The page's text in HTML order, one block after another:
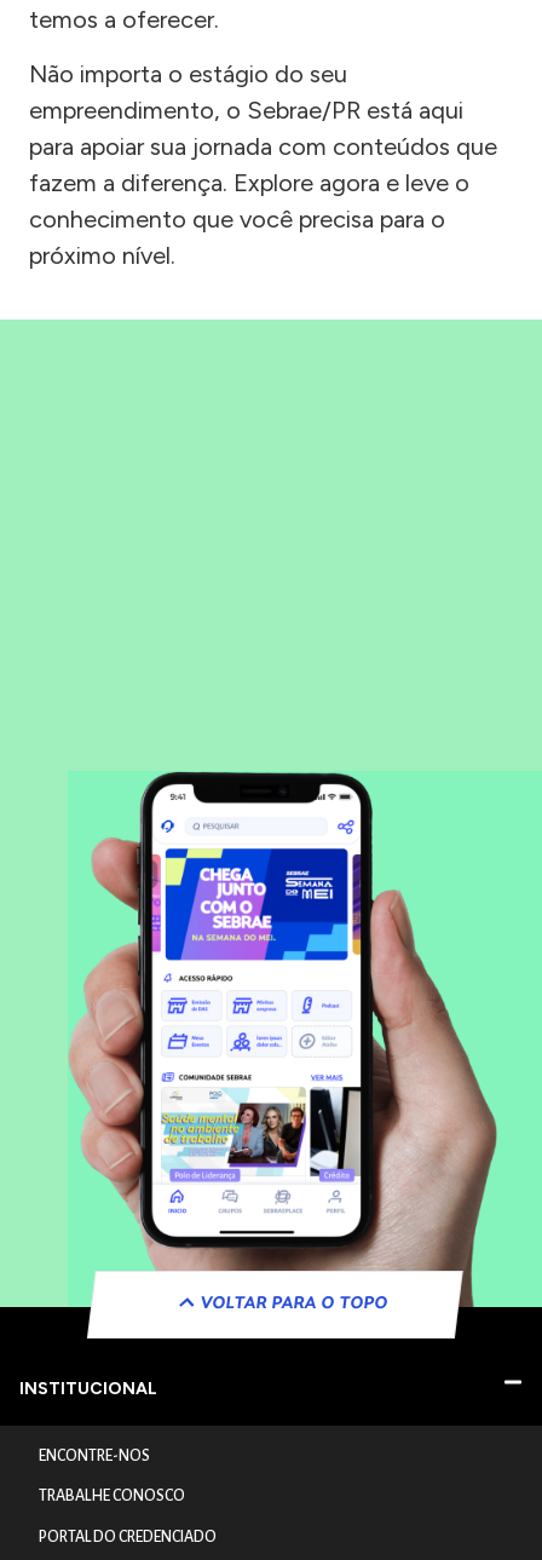
temos a oferecer.
Não importa o estágio do seu
empreendimento, o Sebrae/PR está aqui
para apoiar sua jornada com conteúdos que
fazem a diferença. Explore agora e leve o
conhecimento que você precisa para o
próximo nível.
VOLTAR PARA O TOPO
INSTITUCIONAL
ENCONTRE-NOS
TRABALHE CONOSCO
PORTAL DO CREDENCIADO